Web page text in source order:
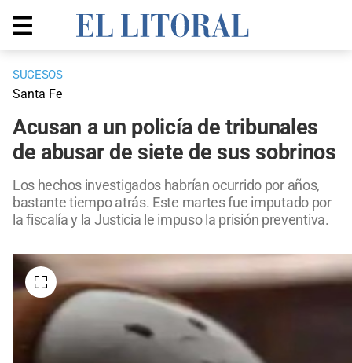
SUCESOS
Santa Fe
Acusan a un policía de tribunales
de abusar de siete de sus sobrinos
Los hechos investigados habrían ocurrido por años,
bastante tiempo atrás. Este martes fue imputado por
la fiscalía y la Justicia le impuso la prisión preventiva.